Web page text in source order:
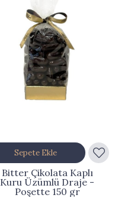
Bitter Çikolata Kaplı
Kuru Üzümlü Draje -
Poşette 150 gr
Sepete Ekle